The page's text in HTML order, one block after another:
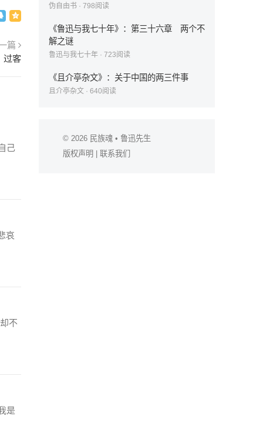
篇
过客
己
哀
不
是
伪自由书 · 798阅读
《鲁迅与我七十年》：第三十六章 两个不
解之谜
鲁迅与我七十年 · 723阅读
《且介亭杂文》：关于中国的两三件事
且介亭杂文 · 640阅读
© 2026 民族魂 • 鲁迅先生
版权声明
联系我们